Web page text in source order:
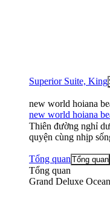
Superior Suite, King
new world hoiana
new world hoiana
Thiên đường nghỉ
quyện cùng nhịp
Tổng quan Tổng quan
Tổng quan
Grand Deluxe